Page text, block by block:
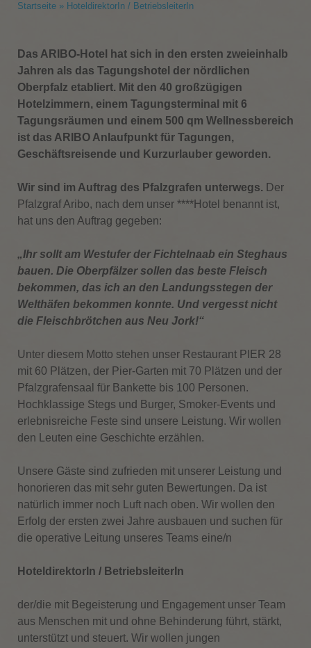
Startseite» HoteldirektorIn / BetriebsleiterIn
Das ARIBO-Hotel hat sich in den ersten zweieinhalb
Jahren als das Tagungshotel der nördlichen
Oberpfalz etabliert. Mit den 40 großzügigen
Hotelzimmern, einem Tagungsterminal mit 6
Tagungsräumen und einem 500 qm Wellnessbereich
ist das ARIBO Anlaufpunkt für Tagungen,
Geschäftsreisende und Kurzurlauber geworden.
Wir sind im Auftrag des Pfalzgrafen unterwegs. Der
Pfalzgraf Aribo, nach dem unser ****Hotel benannt ist,
hat uns den Auftrag gegeben:
„Ihr sollt am Westufer der Fichtelnaab ein Steghaus
bauen. Die Oberpfälzer sollen das beste Fleisch
bekommen, das ich an den Landungsstegen der
Welthäfen bekommen konnte. Und vergesst nicht
die Fleischbrötchen aus Neu Jork!“
Unter diesem Motto stehen unser Restaurant PIER 28
mit 60 Plätzen, der Pier-Garten mit 70 Plätzen und der
Pfalzgrafensaal für Bankette bis 100 Personen.
Hochklassige Stegs und Burger, Smoker-Events und
erlebnisreiche Feste sind unsere Leistung. Wir wollen
den Leuten eine Geschichte erzählen.
Unsere Gäste sind zufrieden mit unserer Leistung und
honorieren das mit sehr guten Bewertungen. Da ist
natürlich immer noch Luft nach oben. Wir wollen den
Erfolg der ersten zwei Jahre ausbauen und suchen für
die operative Leitung unseres Teams eine/n
HoteldirektorIn / BetriebsleiterIn
der/die mit Begeisterung und Engagement unser Team
aus Menschen mit und ohne Behinderung führt, stärkt,
unterstützt und steuert. Wir wollen jungen